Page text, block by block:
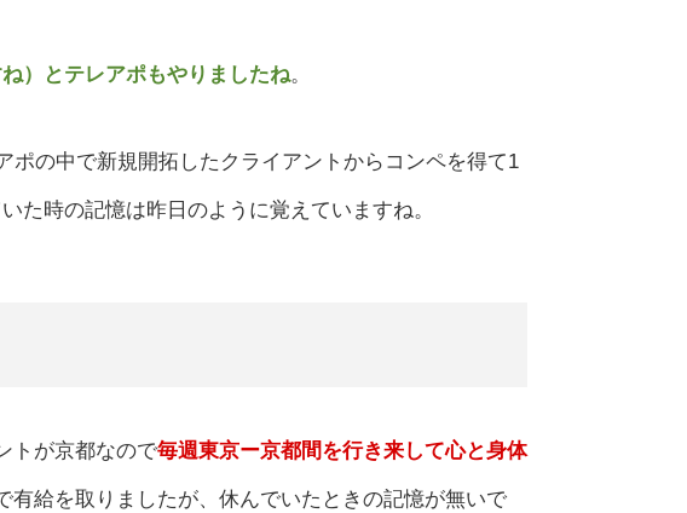
）とテレアポもやりましたね。
の中で新規開拓したクライアントからコンペを得て1
た時の記憶は昨日のように覚えていますね。
トが京都なので毎週東京ー京都間を行き来して心と身体
給を取りましたが、休んでいたときの記憶が無いで